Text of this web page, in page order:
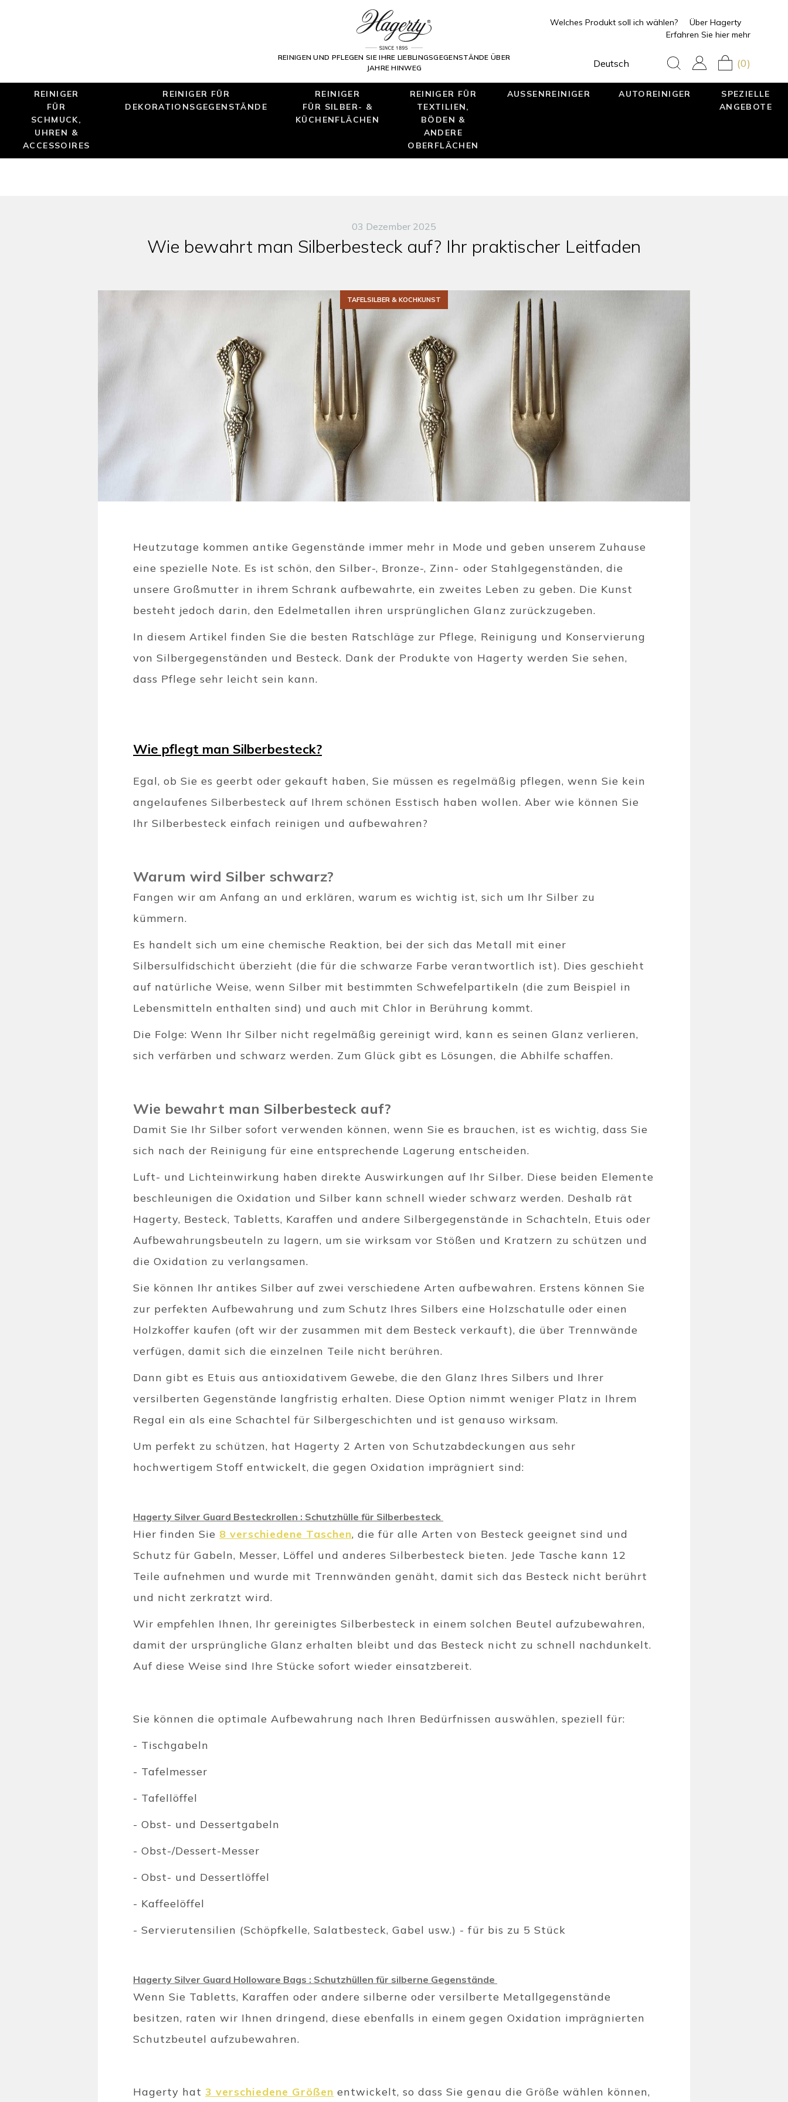
REINIGEN UND PFLEGEN SIE IHRE LIEBLINGSGEGENSTÄNDE ÜBER
JAHRE HINWEG
Welches Produkt soll ich wählen?
Über Hagerty
Erfahren Sie hier mehr
Deutsch (0)
REINIGER
FÜR
SCHMUCK,
UHREN &
ACCESSOIRES
REINIGER FÜR
DEKORATIONSGEGENSTÄNDE
REINIGER
FÜR SILBER- &
KÜCHENFLÄCHEN
REINIGER FÜR
TEXTILIEN,
BÖDEN &
ANDERE
OBERFLÄCHEN
AUSSENREINIGER AUTOREINIGER
SPEZIELLE
ANGEBOTE
03 Dezember 2025
Wie bewahrt man Silberbesteck auf? Ihr praktischer Leitfaden
TAFELSILBER & KOCHKUNST
Heutzutage kommen antike Gegenstände immer mehr in Mode und geben unserem Zuhause
eine spezielle Note. Es ist schön, den Silber-, Bronze-, Zinn- oder Stahlgegenständen, die
unsere Großmutter in ihrem Schrank aufbewahrte, ein zweites Leben zu geben. Die Kunst
besteht jedoch darin, den Edelmetallen ihren ursprünglichen Glanz zurückzugeben.
In diesem Artikel finden Sie die besten Ratschläge zur Pflege, Reinigung und Konservierung
von Silbergegenständen und Besteck. Dank der Produkte von Hagerty werden Sie sehen,
dass Pflege sehr leicht sein kann.
Wie pflegt man Silberbesteck?
Egal, ob Sie es geerbt oder gekauft haben, Sie müssen es regelmäßig pflegen, wenn Sie kein
angelaufenes Silberbesteck auf Ihrem schönen Esstisch haben wollen. Aber wie können Sie
Ihr Silberbesteck einfach reinigen und aufbewahren?
Warum wird Silber schwarz?
Fangen wir am Anfang an und erklären, warum es wichtig ist, sich um Ihr Silber zu
kümmern.
Es handelt sich um eine chemische Reaktion, bei der sich das Metall mit einer
Silbersulfidschicht überzieht (die für die schwarze Farbe verantwortlich ist). Dies geschieht
auf natürliche Weise, wenn Silber mit bestimmten Schwefelpartikeln (die zum Beispiel in
Lebensmitteln enthalten sind) und auch mit Chlor in Berührung kommt.
Die Folge: Wenn Ihr Silber nicht regelmäßig gereinigt wird, kann es seinen Glanz verlieren,
sich verfärben und schwarz werden. Zum Glück gibt es Lösungen, die Abhilfe schaffen.
Wie bewahrt man Silberbesteck auf?
Damit Sie Ihr Silber sofort verwenden können, wenn Sie es brauchen, ist es wichtig, dass Sie
sich nach der Reinigung für eine entsprechende Lagerung entscheiden.
Luft- und Lichteinwirkung haben direkte Auswirkungen auf Ihr Silber. Diese beiden Elemente
beschleunigen die Oxidation und Silber kann schnell wieder schwarz werden. Deshalb rät
Hagerty, Besteck, Tabletts, Karaffen und andere Silbergegenstände in Schachteln, Etuis oder
Aufbewahrungsbeuteln zu lagern, um sie wirksam vor Stößen und Kratzern zu schützen und
die Oxidation zu verlangsamen.
Sie können Ihr antikes Silber auf zwei verschiedene Arten aufbewahren. Erstens können Sie
zur perfekten Aufbewahrung und zum Schutz Ihres Silbers eine Holzschatulle oder einen
Holzkoffer kaufen (oft wir der zusammen mit dem Besteck verkauft), die über Trennwände
verfügen, damit sich die einzelnen Teile nicht berühren.
Dann gibt es Etuis aus antioxidativem Gewebe, die den Glanz Ihres Silbers und Ihrer
versilberten Gegenstände langfristig erhalten. Diese Option nimmt weniger Platz in Ihrem
Regal ein als eine Schachtel für Silbergeschichten und ist genauso wirksam.
Um perfekt zu schützen, hat Hagerty 2 Arten von Schutzabdeckungen aus sehr
hochwertigem Stoff entwickelt, die gegen Oxidation imprägniert sind:
Hagerty Silver Guard Besteckrollen : Schutzhülle für Silberbesteck
Hier finden Sie 8 verschiedene Taschen, die für alle Arten von Besteck geeignet sind und
Schutz für Gabeln, Messer, Löffel und anderes Silberbesteck bieten. Jede Tasche kann 12
Teile aufnehmen und wurde mit Trennwänden genäht, damit sich das Besteck nicht berührt
und nicht zerkratzt wird.
Wir empfehlen Ihnen, Ihr gereinigtes Silberbesteck in einem solchen Beutel aufzubewahren,
damit der ursprüngliche Glanz erhalten bleibt und das Besteck nicht zu schnell nachdunkelt.
Auf diese Weise sind Ihre Stücke sofort wieder einsatzbereit.
Sie können die optimale Aufbewahrung nach Ihren Bedürfnissen auswählen, speziell für:
- Tischgabeln
- Tafelmesser
- Tafellöffel
- Obst- und Dessertgabeln
- Obst-/Dessert-Messer
- Obst- und Dessertlöffel
- Kaffeelöffel
- Servierutensilien (Schöpfkelle, Salatbesteck, Gabel usw.) - für bis zu 5 Stück
Hagerty Silver Guard Holloware Bags : Schutzhüllen für silberne Gegenstände
Wenn Sie Tabletts, Karaffen oder andere silberne oder versilberte Metallgegenstände
besitzen, raten wir Ihnen dringend, diese ebenfalls in einem gegen Oxidation imprägnierten
Schutzbeutel aufzubewahren.
Hagerty hat3 verschiedene Größen entwickelt, so dass Sie genau die Größe wählen können,